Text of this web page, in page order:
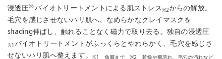
浸透圧※1バイオトリートメントによる肌ストレス※2からの解放。
毛穴を感じさせないハリ肌へ。なめらかなクレイマスクを
shading伸ばし、触れることなく磁力で取り去る。独自の浸透圧
※1 バイオトリートメントがふっくらとやわらかく、毛穴を感じさ
せないハリ肌へ整えます。※1 角層まで ※2 乾燥や肌荒れ、毛穴の汚れなど